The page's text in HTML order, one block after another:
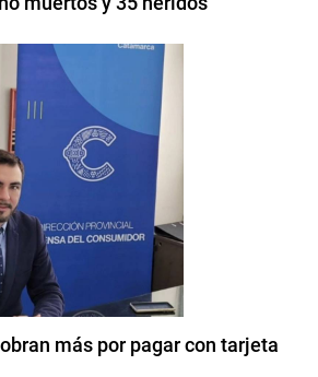
más por pagar con tarjeta